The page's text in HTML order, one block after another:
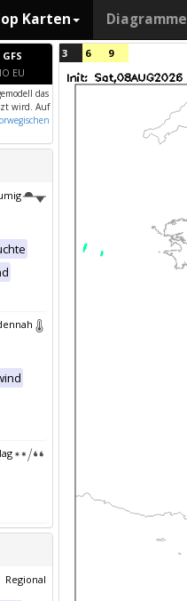
Karten Diagramme
GFS
EU
das
wird. Auf
Regional
3 6 9